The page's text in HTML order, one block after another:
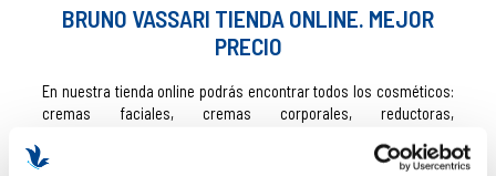
BRUNO VASSARI TIENDA ONLINE. MEJOR
PRECIO
En nuestra tienda online podrás encontrar todos los cosméticos:
cremas faciales, cremas corporales, reductoras,
pieles secas, anti manchas, maquillajes… de
Bruno Vassarial